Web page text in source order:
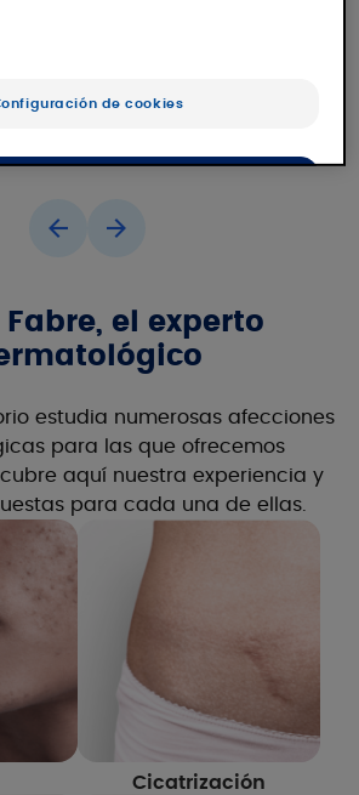
Fabre, el experto
estudia numerosas afecciones
para las que ofrecemos
aquí nuestra experiencia y
para cada una de ellas.
Cicatrización
de cookies
Sólo lo esencial